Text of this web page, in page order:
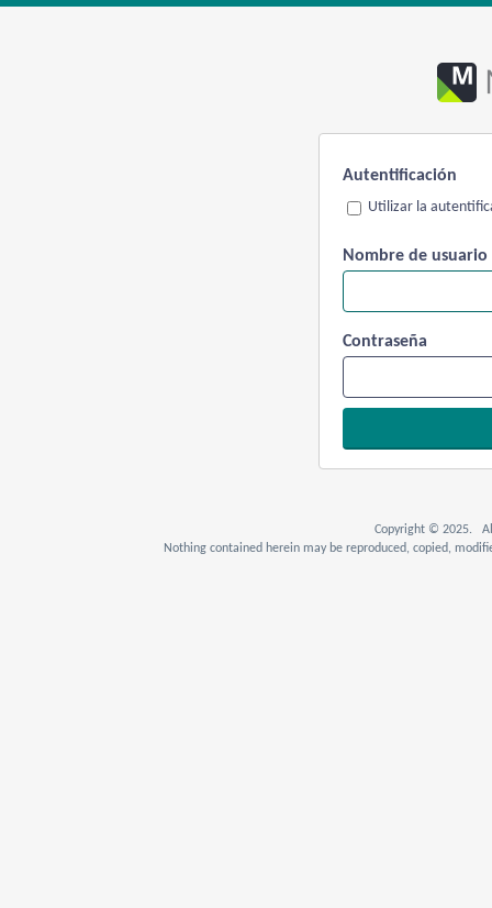
Autentificación
Utilizar la
Nombre de usuario
Contraseña
Copyright © 2025. All
Nothing contained herein may be reproduced, copied,